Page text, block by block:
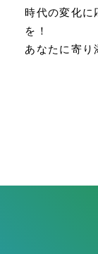
時代の変化に
を！
あなたに寄り